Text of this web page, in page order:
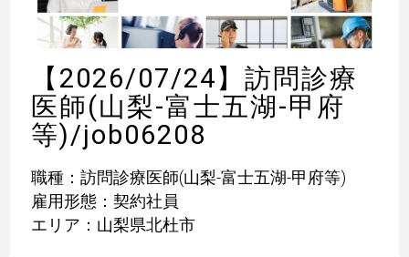
【2026/07/24】訪問診療
医師(山梨-富士五湖-甲府
等)/job06208
職種：訪問診療医師(山梨-富士五湖-甲府等)
雇用形態：契約社員
エリア：山梨県北杜市